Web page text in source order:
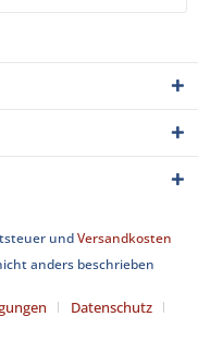
undVersandkosten
anders beschrieben
Datenschutz